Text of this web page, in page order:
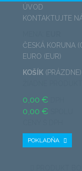
ÚVOD
KONTAKTUJTE
ČESKÁ KORUNA
EURO (EUR)
KOŠÍK (PRÁZDNE)
0,00 €
0,00 €
POKLADŇA